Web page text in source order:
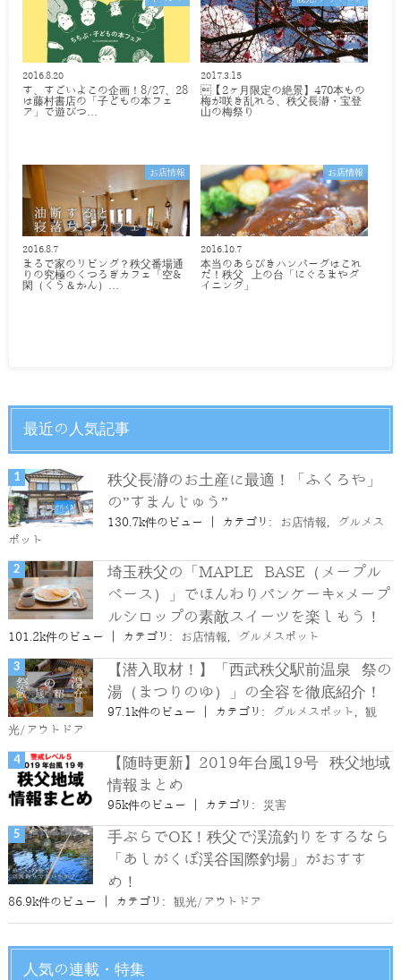
2016.8.20
す、すごいよこの企画！8/27、28
は藤村書店の「子どもの本フェ
ア」で遊びつ…
2017.3.15
【2ヶ月限定の絶景】470本もの
梅が咲き乱れる、秩父長瀞・宝登
山の梅祭り
お店情報
2016.8.7
まるで家のリビング？秩父番場通
りの究極のくつろぎカフェ「空&
閑（くう＆かん）…
お店情報
2016.10.7
本当のあらびきハンバーグはこれ
だ！秩父 上の台「にぐるまやダ
イニング」
最近の人気記事
秩父長瀞のお土産に最適！「ふくろや」
の”すまんじゅう”
130.7k件のビュー カテゴリ: お店情報
グルメス
ポット
埼玉秩父の「MAPLE BASE（メープル
ベース）」でほんわりパンケーキ×メープ
ルシロップの素敵スイーツを楽しもう！
101.2k件のビュー カテゴリ: お店情報, グルメスポット
【潜入取材！】「西武秩父駅前温泉 祭の
湯（まつりのゆ）」の全容を徹底紹介！
97.1k件のビュー カテゴリ: グルメスポット , 観
光/アウトドア
【随時更新】2019年台風19号 秩父地域
情報まとめ
95k件のビュー カテゴリ: 災害
手ぶらでOK！秩父で渓流釣りをするなら
「あしがくぼ渓谷国際釣場」がおすす
め！
86.9k件のビュー カテゴリ: 観光/アウトドア
人気の連載・特集